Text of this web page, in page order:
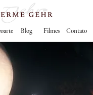
Filmes Contato
Blog